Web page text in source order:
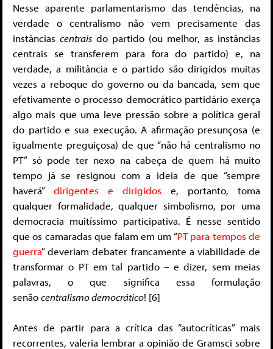
Nesse aparente parlamentarismo das tendências, na
verdade o centralismo não vem precisamente das
instâncias centrais do partido (ou melhor, as instâncias
centrais se transferem para fora do partido) e, na
verdade, a militância e o partido são dirigidos muitas
vezes a reboque do governo ou da bancada, sem que
efetivamente o processo democrático partidário exerça
algo mais que uma leve pressão sobre a política geral
do partido e sua execução. A afirmação presunçosa (e
igualmente preguiçosa) de que “não há centralismo no
PT” só pode ter nexo na cabeça de quem há muito
tempo já se resignou com a ideia de que “sempre
haverá” dirigentes e dirigidos e, portanto, toma
qualquer formalidade, qualquer simbolismo, por uma
democracia muitíssimo participativa. É nesse sentido
que os camaradas que falam em um “PT para tempos de
guerra” deveriam debater francamente a viabilidade de
transformar o PT em tal partido – e dizer, sem meias
palavras, o que significa essa formulação
senãocentralismo democrático! [6]
Antes de partir para a crítica das “autocríticas” mais
recorrentes, valeria lembrar a opinião de Gramsci sobre